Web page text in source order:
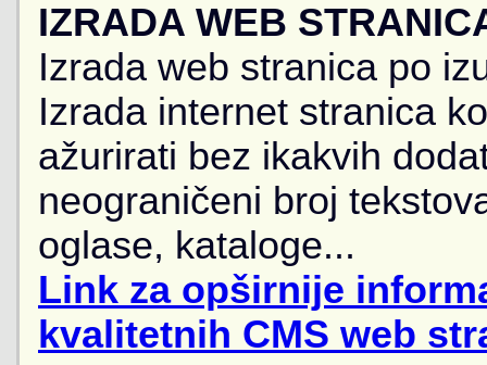
IZRADA WEB
Izrada web stranica po
Izrada internet stranica
ažurirati bez ikakvih
neograničeni broj
oglase, kataloge...
Link za opširnije
kvalitetnih CMS web